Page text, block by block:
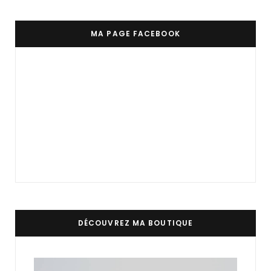
MA PAGE FACEBOOK
DÉCOUVREZ MA BOUTIQUE